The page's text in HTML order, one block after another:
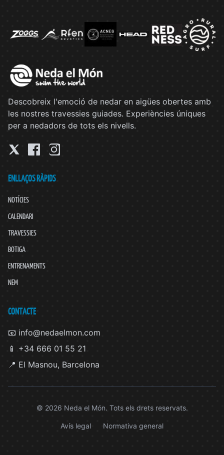
Descobreix l'emoció de nedar en aigües obertes amb
les nostres travessies guiades. Experiències úniques
per a nedadors de tots els nivells.
ENLLAÇOS RÀPIDS
NOTÍCIES
CALENDARI
TRAVESSIES
BOTIGA
ENTRENAMENTS
NEM
CONTACTE
📧 info@nedaelmon.com
📱 +34 666 01 55 21
📍 El Masnou, Barcelona
© 2026 Neda el Món. Tots els drets reservats.
Avís legal Normativa general